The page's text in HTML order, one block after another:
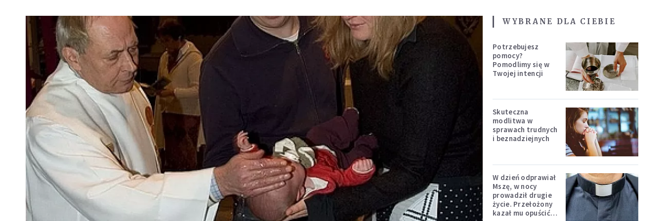
WYBRANE DLA CIEBIE
Potrzebujesz
pomocy?
Pomodlimy się w
Twojej intencji
Skuteczna
modlitwa w
sprawach trudnych
i beznadziejnych
W dzień odprawiał
Mszę, w nocy
prowadził drugie
życie. Przełożony
kazał mu opuścić